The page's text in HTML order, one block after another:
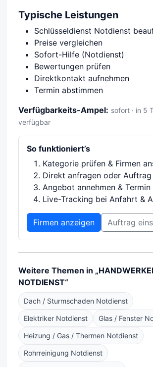
Typische Leistungen
Schlüsseldienst Notdienst
Preise vergleichen
Sofort-Hilfe (Notdienst)
Bewertungen prüfen
Direktkontakt aufnehmen
Termin abstimmen
Verfügbarkeits-Ampel: sofort · in 5
verfügbar
So funktioniert’s
Kategorie prüfen & Firmen
Direkt anfragen oder
Angebot annehmen &
Live-Tracking bei Anfahrt &
Firmen anzeigen Auftrag
Weitere Themen in
NOTDIENST“
Dach / Sturmschaden Notdienst
Elektriker Notdienst Glas / Fenster
Heizung / Gas / Thermen Notdienst
Rohrreinigung Notdienst